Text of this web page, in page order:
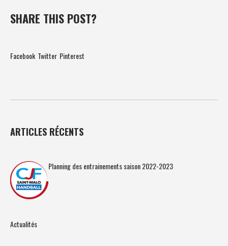
SHARE THIS POST?
Facebook Twitter Pinterest
ARTICLES RÉCENTS
Planning des entrainements saison 2022-2023
Actualités